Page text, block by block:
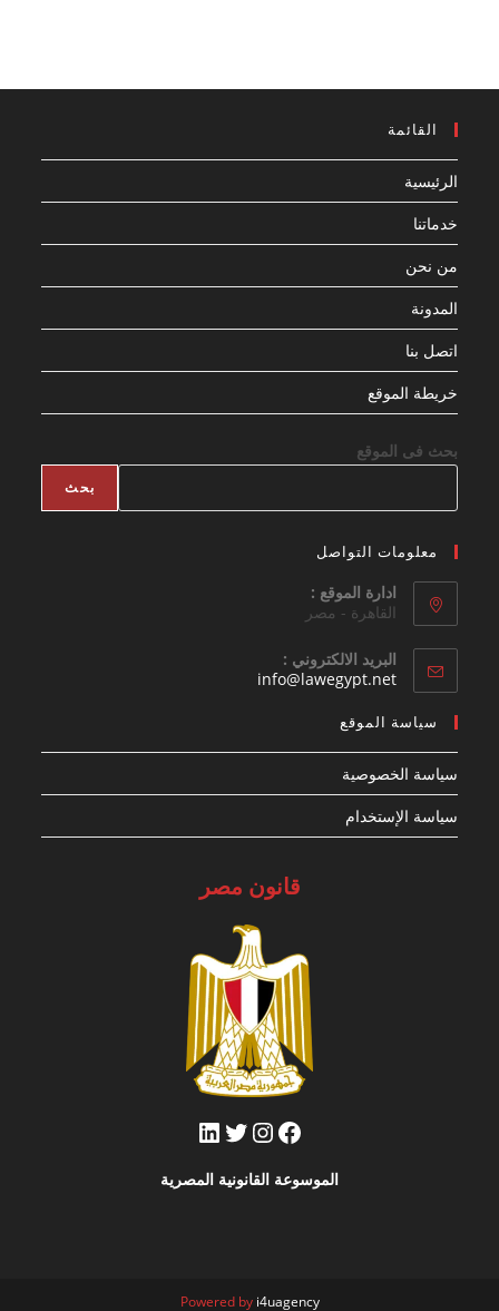
القائمة
الرئيسية
خدماتنا
من نحن
المدونة
اتصل بنا
خريطة الموقع
بحث فى الموقع
بحث
معلومات التواصل
ادارة الموقع :
القاهرة - مصر
البريد الالكتروني :
info@lawegypt.net
سياسة الموقع
سياسة الخصوصية
سياسة الإستخدام
قانون مصر
فيسبوكإنستجرام
تويتر لينكد إن
الموسوعة القانونية المصرية
Powered by i4uagency